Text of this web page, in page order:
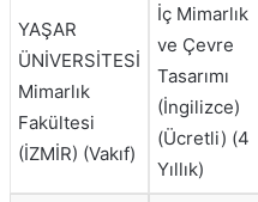
YAŞAR
ÜNİVERSİTESİ
Mimarlık
Fakültesi
(İZMİR) (Vakıf)
İç Mimarlık
ve Çevre
Tasarımı
(İngilizce)
(Ücretli) (4
Yıllık)